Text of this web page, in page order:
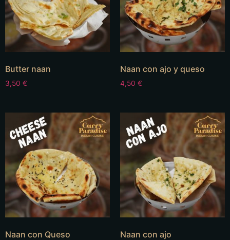
Butter naan
3,50 €
Naan con ajo y queso
4,50 €
Naan con Queso Naan con ajo